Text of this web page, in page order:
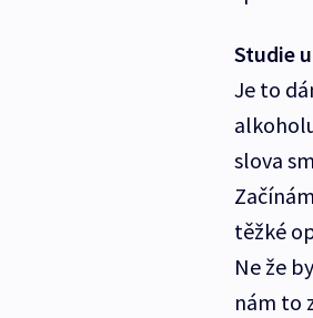
Studie
Je to
slova
těžké
Ne že
nám to